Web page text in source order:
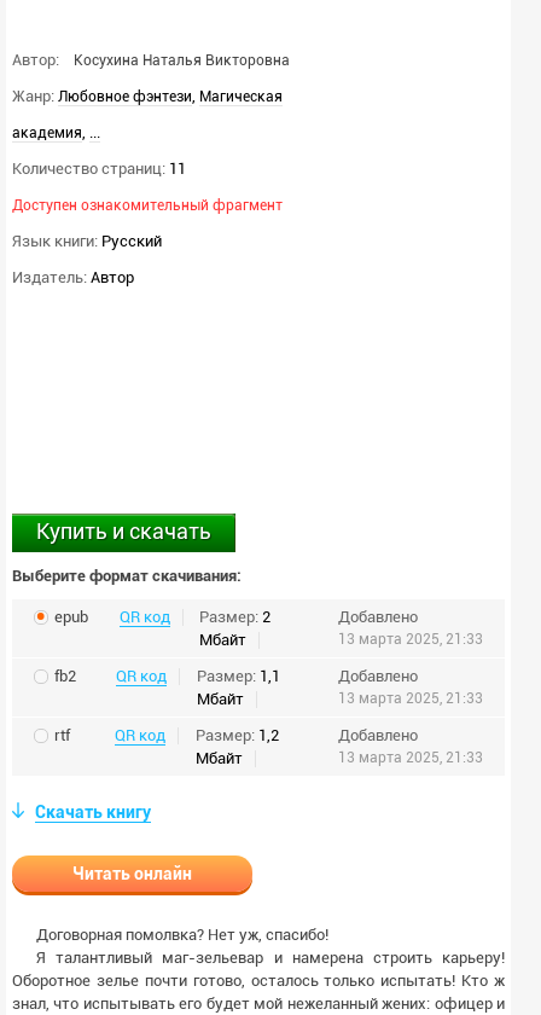
Автор: Косухина Наталья Викторовна
Жанр: Любовное фэнтези, Магическая
академия, ...
Количество страниц: 11
Доступен ознакомительный фрагмент
Язык книги: Русский
Издатель: Автор
Купить и скачать
Выберите формат скачивания:
epub QR код Размер: 2
Мбайт
Добавлено
13 марта 2025, 21:33
fb2 QR код Размер: 1,1
Мбайт
Добавлено
13 марта 2025, 21:33
rtf QR код Размер: 1,2
Мбайт
Добавлено
13 марта 2025, 21:33
Скачать книгу
Читать онлайн
Договорная помолвка? Нет уж, спасибо!
Я талантливый маг-зельевар и намерена строить карьеру!
Оборотное зелье почти готово, осталось только испытать! Кто ж
знал, что испытывать его будет мой нежеланный жених: офицер и